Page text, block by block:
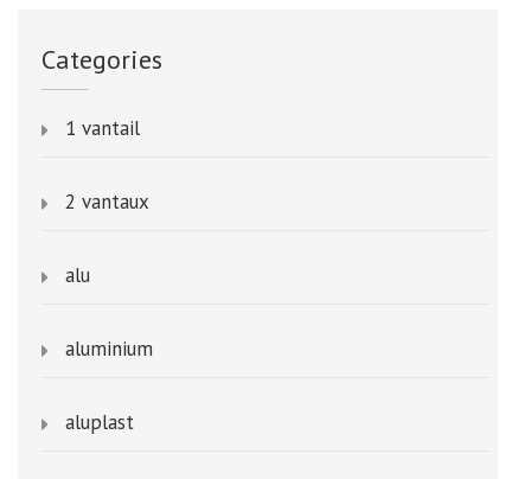
Categories
1 vantail
2 vantaux
alu
aluminium
aluplast